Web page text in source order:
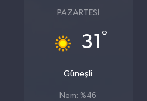
PAZARTESI
31 °
Güneşli
Nem: %46